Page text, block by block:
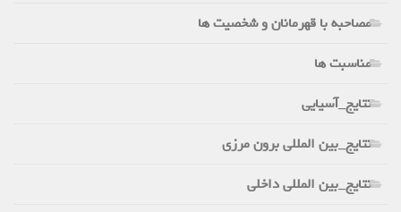
مصاحبه با قهرمانان و شخصیت ها
مناسبت ها
نتایج_آسیایی
نتایج_بین المللی برون مرزی
نتایج_بین المللی داخلی